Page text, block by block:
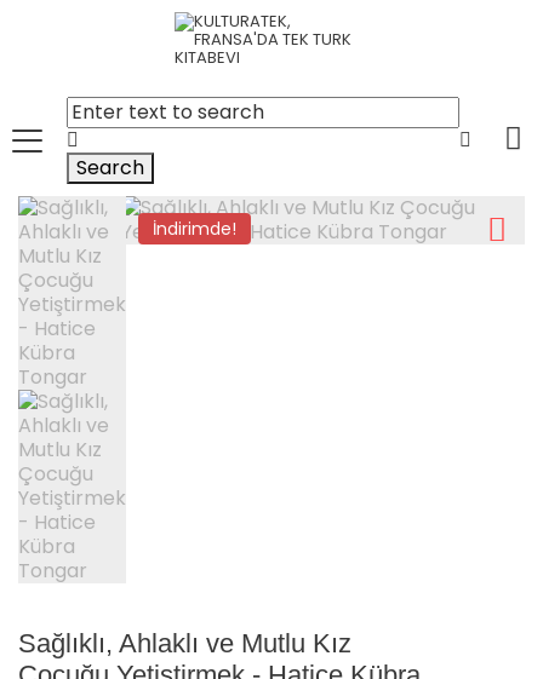
Search
İndirimde!
Sağlıklı, Ahlaklı ve Mutlu Kız